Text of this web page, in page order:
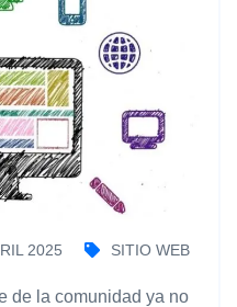
2025 SITIO WEB
de la comunidad ya no